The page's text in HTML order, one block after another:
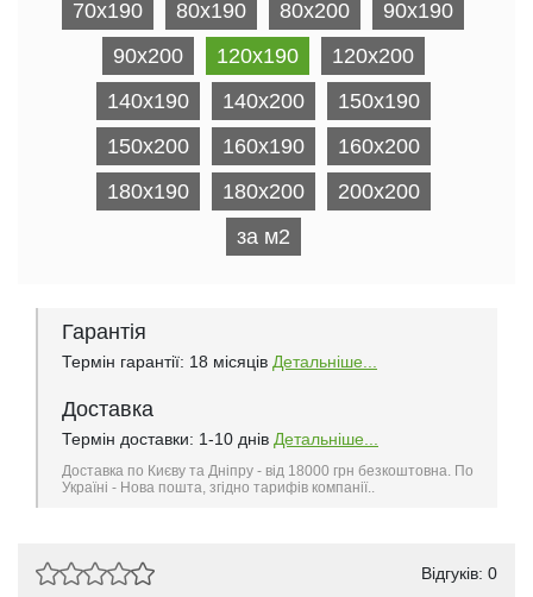
70x190 80x190 80x200
90x190
90x200
120x190
120x200
140x190
140x200
150x190
150x200
160x190
160x200
180x190
180x200
200x200
за м2
Гарантія
Термін гарантії: 18 місяців Детальніше...
Доставка
Термін доставки: 1-10 днів Детальніше...
Доставка по Києву та Дніпру - від 18000 грн безкоштовна. По
Україні - Нова пошта, згідно тарифів компанії..
Відгуків: 0